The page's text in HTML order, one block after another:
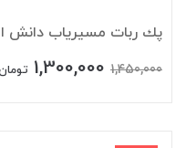
پك ربات مسیریاب دانش
1,450,000
1,300,000